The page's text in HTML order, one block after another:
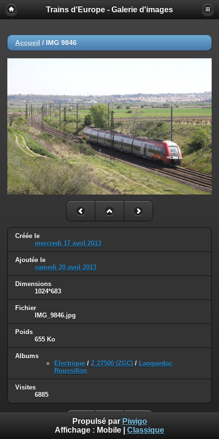
Trains d'Europe - Galerie d'images
Accueil / IMG 9846
Créée le
mercredi 17 avril 2013
Ajoutée le
samedi 20 avril 2013
Dimensions
1024*683
Fichier
IMG_9846.jpg
Poids
655 Ko
Albums
Electrique / Z 27500 (ZGC) / Languedoc
Roussillon
Visites
6885
Propulsé par Piwigo
Affichage : Mobile Classique